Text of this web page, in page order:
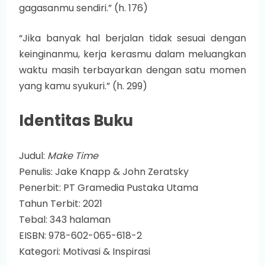
gagasanmu sendiri.” (h. 176)
“Jika banyak hal berjalan tidak sesuai dengan
keinginanmu, kerja kerasmu dalam meluangkan
waktu masih terbayarkan dengan satu momen
yang kamu syukuri.” (h. 299)
Identitas Buku
Judul: Make Time
Penulis: Jake Knapp & John Zeratsky
Penerbit: PT Gramedia Pustaka Utama
Tahun Terbit: 2021
Tebal: 343 halaman
EISBN: 978-602-065-618-2
Kategori: Motivasi & Inspirasi